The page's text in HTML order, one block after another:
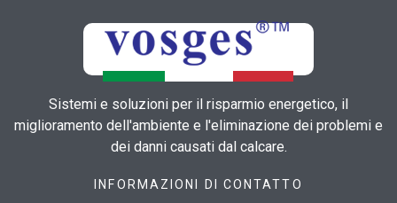
Sistemi e soluzioni per il risparmio energetico, il
miglioramento dell'ambiente e l'eliminazione dei problemi e
dei danni causati dal calcare.
INFORMAZIONI DI CONTATTO